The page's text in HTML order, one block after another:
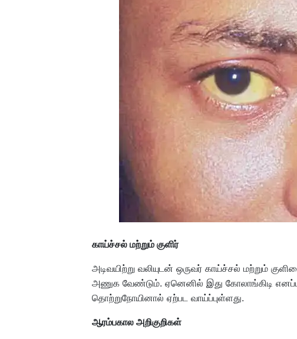
காய்ச்சல் மற்றும் குளிர்
அடிவயிற்று வலியுடன் ஒருவர் காய்ச்சல் மற்றும்
அணுக வேண்டும். ஏனெனில் இது கோலாங்கிடி
தொற்றுநோயினால் ஏற்பட வாய்ப்புள்ளது.
ஆரம்பகால அறிகுறிகள்